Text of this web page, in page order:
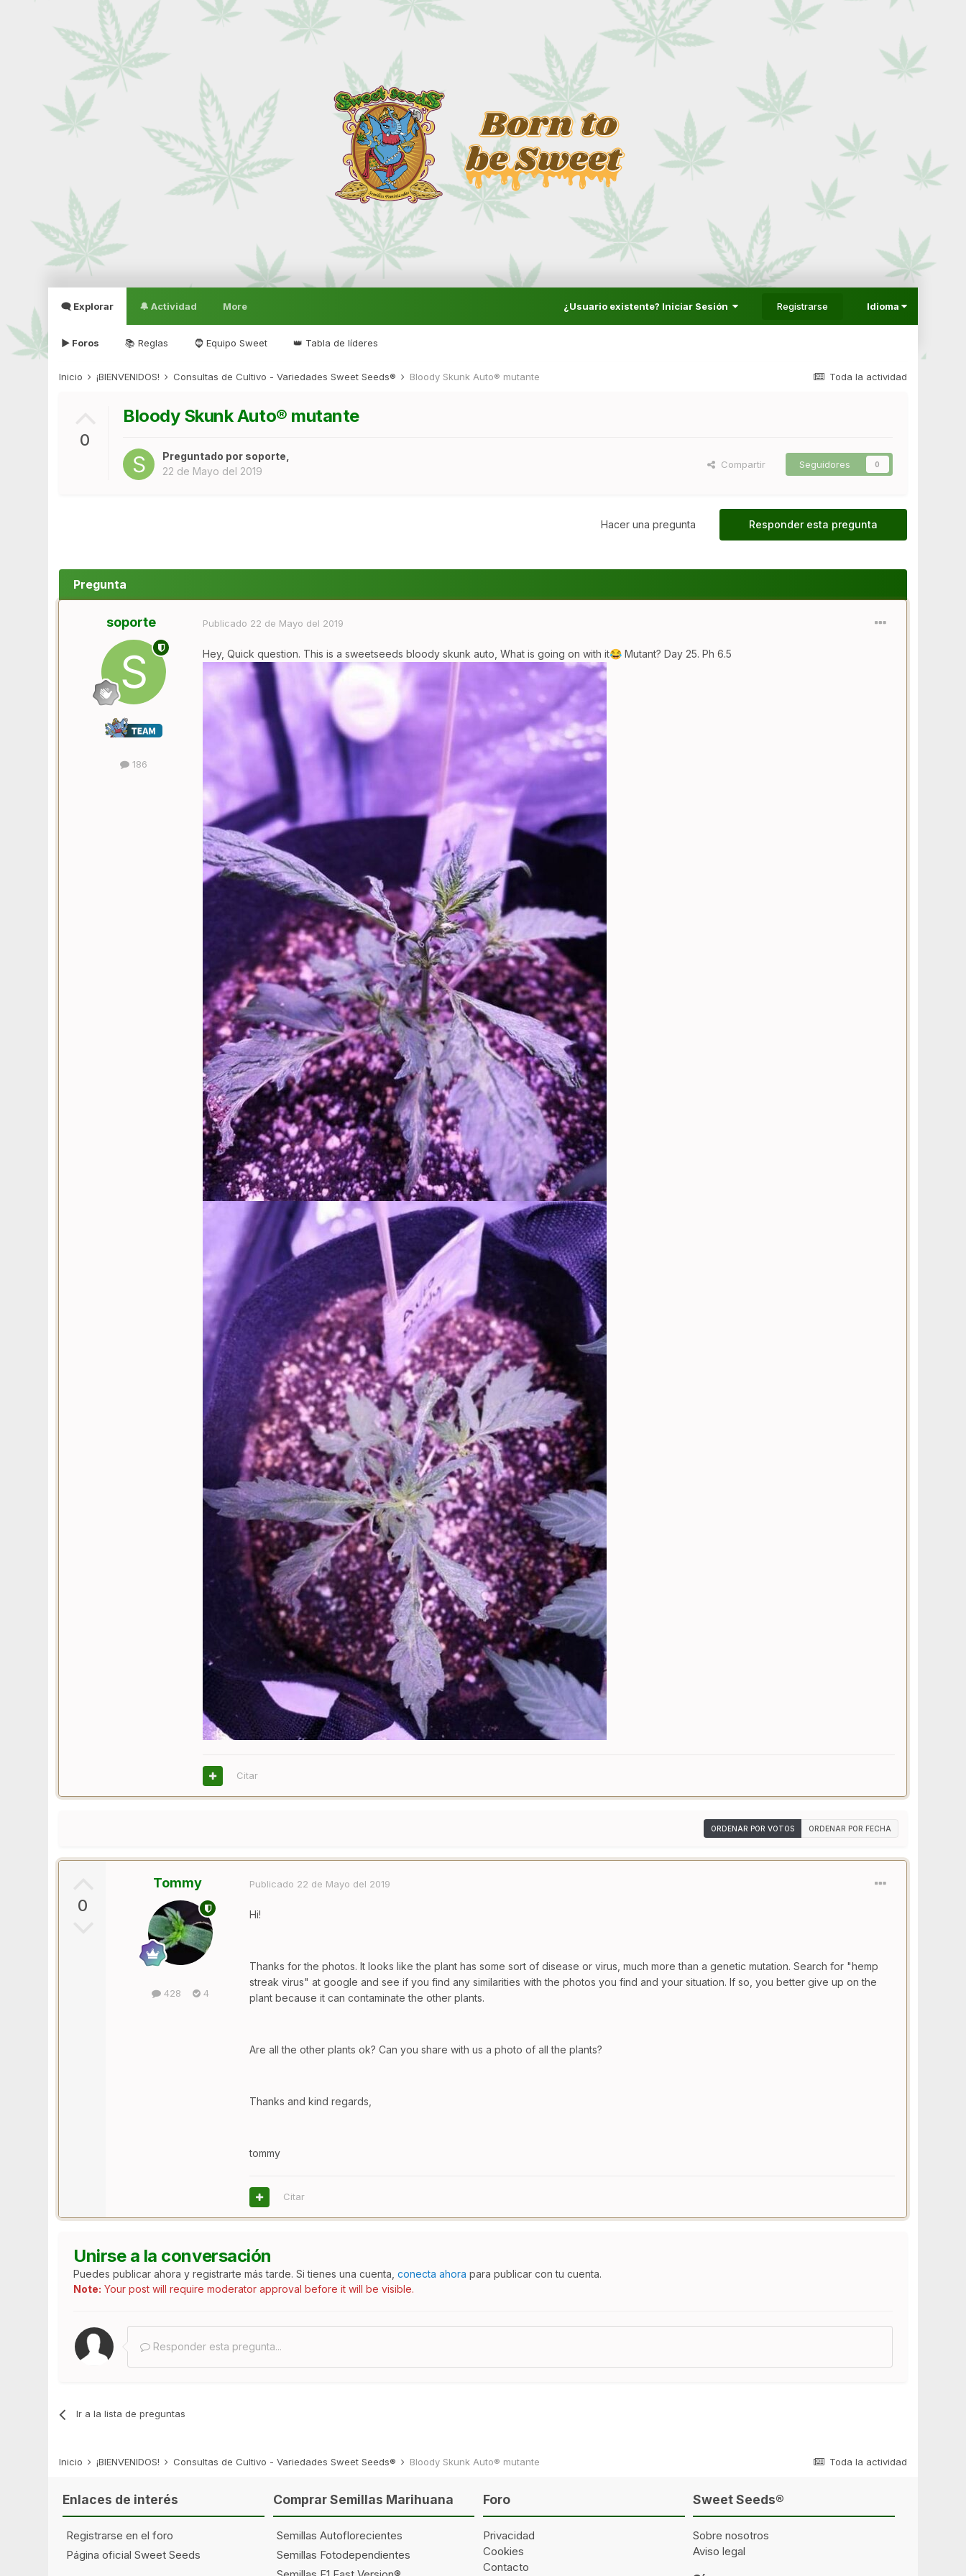
🗨 Explorar
▶ Foros 📚 Reglas 🧔 Equipo Sweet 👑 Tabla de líderes
🔔 Actividad More ¿Usuario existente? Iniciar Sesión Registrarse Idioma
Toda la actividad
Inicio ¡BIENVENIDOS! Consultas de Cultivo - Variedades Sweet Seeds® Bloody Skunk Auto® mutante
0
Bloody Skunk Auto® mutante
Preguntado por soporte
22 de Mayo del 2019
Compartir Seguidores 0
Responder esta pregunta
Hacer una pregunta
Pregunta
soporte
186
Publicado 22 de Mayo del 2019
Hey, Quick question. This is a sweetseeds bloody skunk auto, What is going on with it😂 Mutant? Day 25. Ph 6.5
Citar
ORDENAR POR VOTOS ORDENAR POR FECHA
0
Tommy
428 4
Publicado 22 de Mayo del 2019
Hi!
Thanks for the photos. It looks like the plant has some sort of disease or virus, much more than a genetic mutation. Search for "hemp
streak virus" at google and see if you find any similarities with the photos you find and your situation. If so, you better give up on the
plant because it can contaminate the other plants.
Are all the other plants ok? Can you share with us a photo of all the plants?
Thanks and kind regards,
tommy
Citar
Unirse a la conversación
Puedes publicar ahora y registrarte más tarde. Si tienes una cuenta,conecta ahora para publicar con tu cuenta.
Note: Your post will require moderator approval before it will be visible.
Responder esta pregunta...
Ir a la lista de preguntas
Toda la actividad
Inicio ¡BIENVENIDOS! Consultas de Cultivo - Variedades Sweet Seeds® Bloody Skunk Auto® mutante
Enlaces de interés
Registrarse en el foro
Página oficial Sweet Seeds
Comprar Semillas Marihuana
Semillas Autoflorecientes
Semillas Fotodependientes
Foro
Privacidad
Cookies
Contacto
Sweet Seeds®
Sobre nosotros
Aviso legal